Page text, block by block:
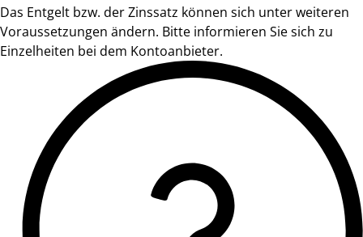
Das Entgelt bzw. der Zinssatz können sich unter weiteren
Voraussetzungen ändern. Bitte informieren Sie sich zu
Einzelheiten bei dem Kontoanbieter.